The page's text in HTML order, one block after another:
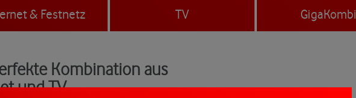
& Festnetz TV GigaKombi
Kombination aus
und TV